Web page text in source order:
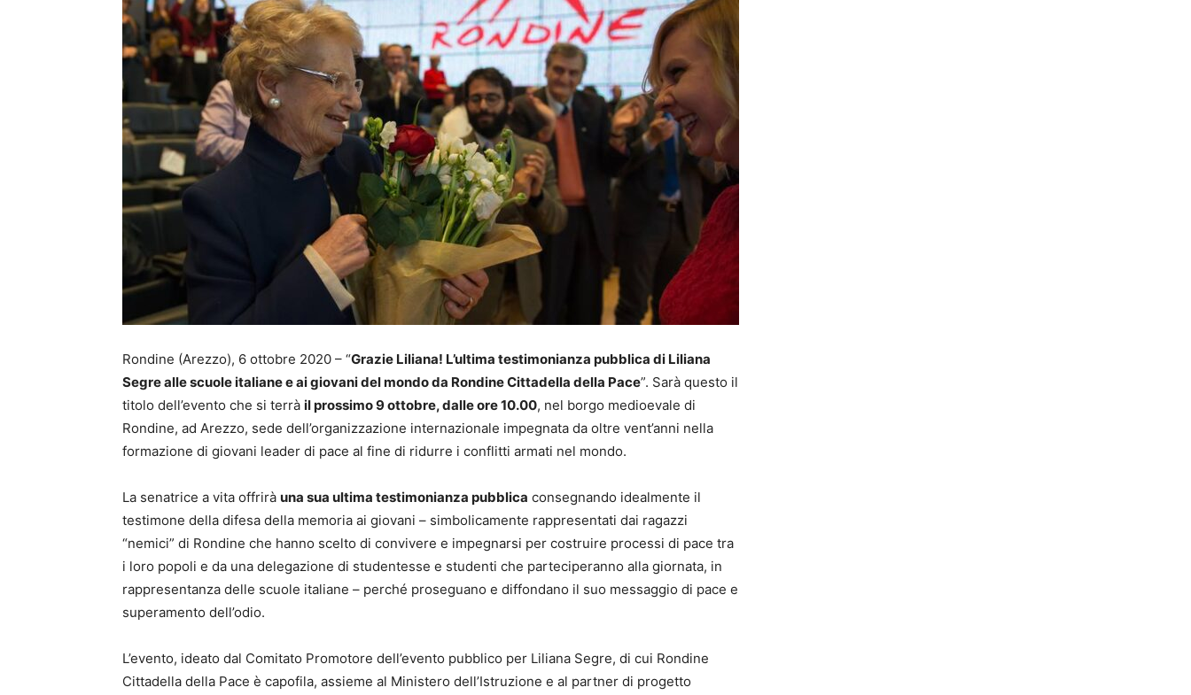
Rondine (Arezzo), 6 ottobre 2020 – “Grazie Liliana! L’ultima testimonianza pubblica di Liliana
Segre alle scuole italiane e ai giovani del mondo da Rondine Cittadella della Pace”. Sarà questo il
titolo dell’evento che si terrà il prossimo 9 ottobre, dalle ore 10.00, nel borgo medioevale di
Rondine, ad Arezzo, sede dell’organizzazione internazionale impegnata da oltre vent’anni nella
formazione di giovani leader di pace al fine di ridurre i conflitti armati nel mondo.
La senatrice a vita offrirà una sua ultima testimonianza pubblica consegnando idealmente il
testimone della difesa della memoria ai giovani – simbolicamente rappresentati dai ragazzi
“nemici” di Rondine che hanno scelto di convivere e impegnarsi per costruire processi di pace tra
i loro popoli e da una delegazione di studentesse e studenti che parteciperanno alla giornata, in
rappresentanza delle scuole italiane – perché proseguano e diffondano il suo messaggio di pace e
superamento dell’odio.
L’evento, ideato dal Comitato Promotore dell’evento pubblico per Liliana Segre, di cui Rondine
Cittadella della Pace è capofila, assieme al Ministero dell’Istruzione e al partner di progetto